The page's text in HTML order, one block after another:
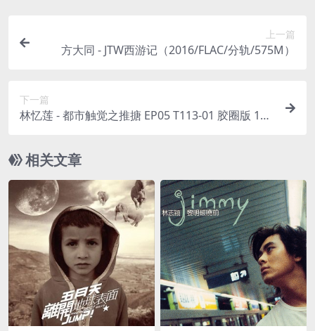
上一篇
方大同 - JTW西游记（2016/FLAC/分轨/575M）
下一篇
林忆莲 - 都市触觉之推搪 EP05 T113-01 胶圈版 199
相关文章